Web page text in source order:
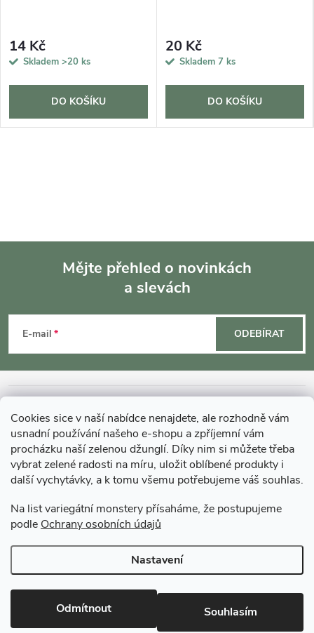
Cookies sice v naší nabídce nenajdete, ale rozhodně vám
usnadní používání našeho e-shopu a zpříjemní vám
procházku naší zelenou džunglí. Díky nim si můžete třeba
vybrat zelené radosti na míru, uložit oblíbené produkty i
další vychytávky, a k tomu všemu potřebujeme váš souhlas.
Na list variegátní monstery přísaháme, že postupujeme
podle Ochrany osobních údajů
Nastavení
Odmítnout Souhlasím
14 Kč
Skladem >20 ks
DO KOŠÍKU
20 Kč
Skladem 7 ks
DO KOŠÍKU
p
a
Mějte přehled o novinkách
a slevách
E-mail ODEBÍRAT
MOHLO BY VÁS ZAJÍMAT
O GARDNERS
Gardners Design - Projekt, realizace a údržba zahrad a interiérů
Copyright 2026Gardners-eshop.cz. Všechna práva vyhrazena.Upravit
nastavení cookies